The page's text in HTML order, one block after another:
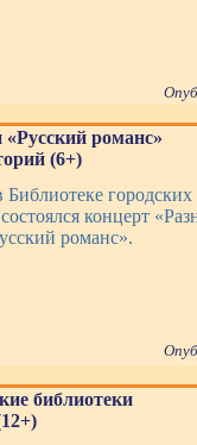
«Русский романс»
(6+)
Библиотеке
концерт
романс».
библиотеки